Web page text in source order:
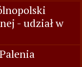
- udział w